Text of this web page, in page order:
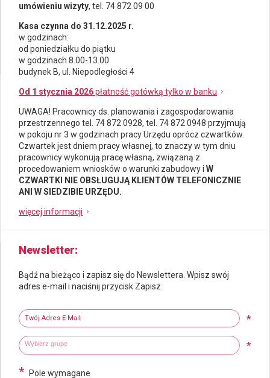
umówieniu wizyty, tel. 74 872 09 00
Kasa czynna do 31.12.2025 r.
w godzinach:
od poniedziałku do piątku
w godzinach 8.00-13.00
budynek B, ul. Niepodległości 4
Od 1 stycznia 2026płatność gotówką tylko w banku
UWAGA! Pracownicy ds. planowania i zagospodarowania
przestrzennego tel. 74 872 0928, tel. 74 872 0948 przyjmują
w pokoju nr 3 w godzinach pracy Urzędu oprócz czwartków.
Czwartek jest dniem pracy własnej, to znaczy w tym dniu
pracownicy wykonują pracę własną, związaną z
procedowaniem wniosków o warunki zabudowy i W
CZWARTKI NIE OBSŁUGUJĄ KLIENTÓW TELEFONICZNIE
ANI W SIEDZIBIE URZĘDU.
więcej informacji
Newsletter
Bądź na bieżąco i zapisz się do Newslettera. Wpisz swój
adres e-mail i naciśnij przycisk Zapisz.
Twój adres e-mail
*
Wybierz grupy tematyczne *
Wpisz wyszukiwaną fraze
* Pole wymagane